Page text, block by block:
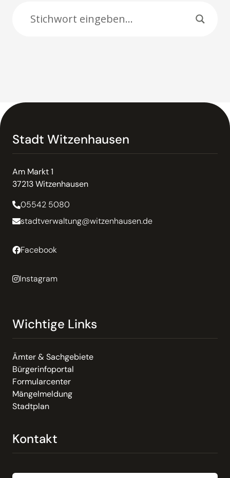
Stadt Witzenhausen
Am Markt 1
37213 Witzenhausen
05542 5080
stadtverwaltung@witzenhausen.de
Facebook
Instagram
Wichtige Links
Ämter & Sachgebiete
Bürgerinfoportal
Formularcenter
Mängelmeldung
Stadtplan
Kontakt